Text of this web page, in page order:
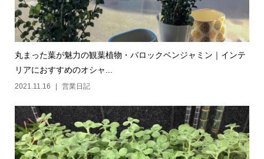
丸まった葉が魅力の観葉植物・バロックベンジャミン｜インテ
リアにおすすめのオシャ...
2021.11.16 営業日記